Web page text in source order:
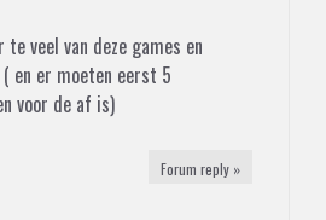
te veel van deze games en
en er moeten eerst 5
voor de af is)
Forum reply »